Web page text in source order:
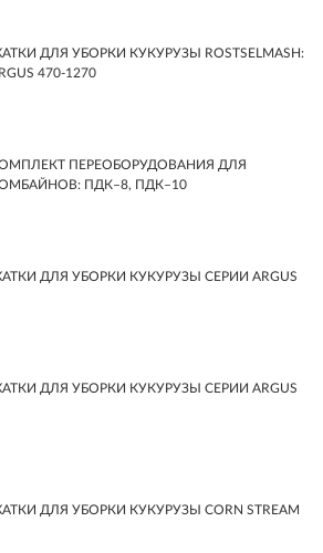
ДЛЯ УБОРКИ КУКУРУЗЫ ROSTSELMASH:
470-1270
ПЕРЕОБОРУДОВАНИЯ ДЛЯ
ПДК–8, ПДК–10
ДЛЯ УБОРКИ КУКУРУЗЫ СЕРИИ ARGUS
ДЛЯ УБОРКИ КУКУРУЗЫ СЕРИИ ARGUS
ДЛЯ УБОРКИ КУКУРУЗЫ CORN STREAM